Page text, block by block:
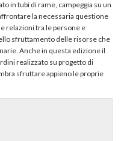
in tubi di rame, campeggia su un
la necessaria questione
relazioni tra le persone e
sfruttamento delle risorse che
Anche in questa edizione il
realizzato su progetto di
sfruttare appieno le proprie